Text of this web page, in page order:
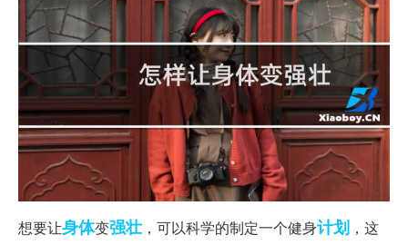
想要让身体变强壮 ，可以科学的制定一个健身计划 ，这